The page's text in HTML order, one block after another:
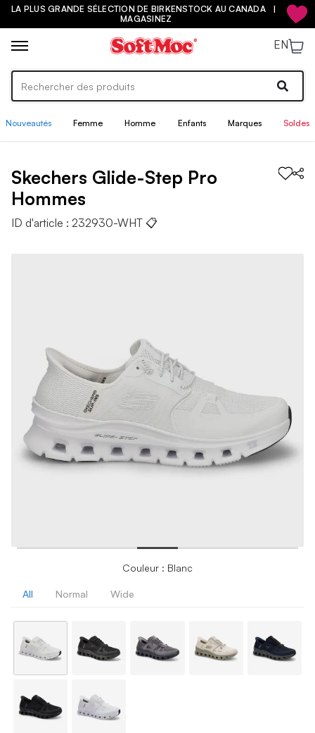
LA PLUS GRANDE SÉLECTION DE BIRKENSTOCK AU CANADA |
MAGASINEZ
EN
Nouveautés Femme Homme Enfants Marques Soldes
Skechers Glide-Step Pro
Hommes
ID d'article : 232930-WHT 📋
Couleur : Blanc
All Normal Wide